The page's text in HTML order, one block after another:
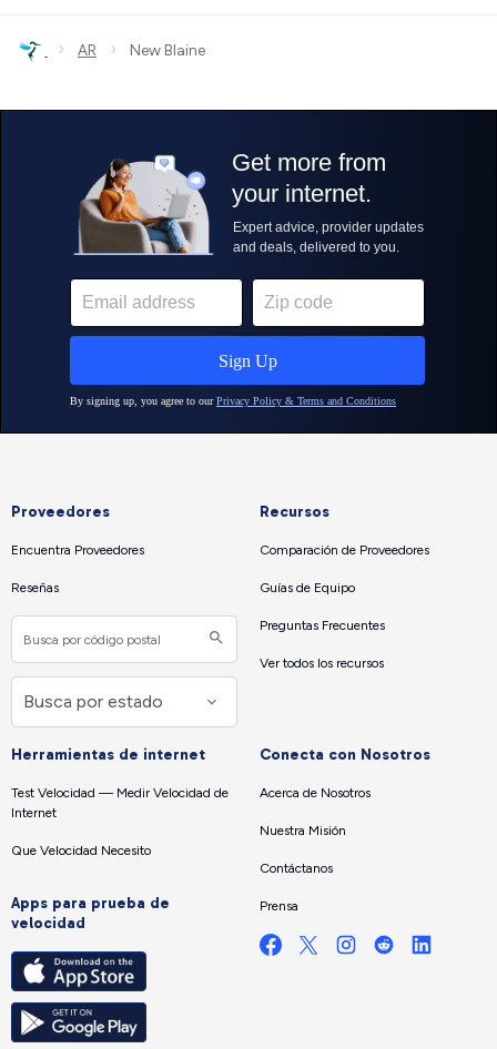
› AR › New Blaine
Proveedores
Encuentra Proveedores
Reseñas
Recursos
Comparación de Proveedores
Guías de Equipo
Preguntas Frecuentes
Ver todos los recursos
Herramientas de internet
Test Velocidad — Medir Velocidad de
Internet
Que Velocidad Necesito
Apps para prueba de
velocidad
Conecta con Nosotros
Acerca de Nosotros
Nuestra Misión
Contáctanos
Prensa